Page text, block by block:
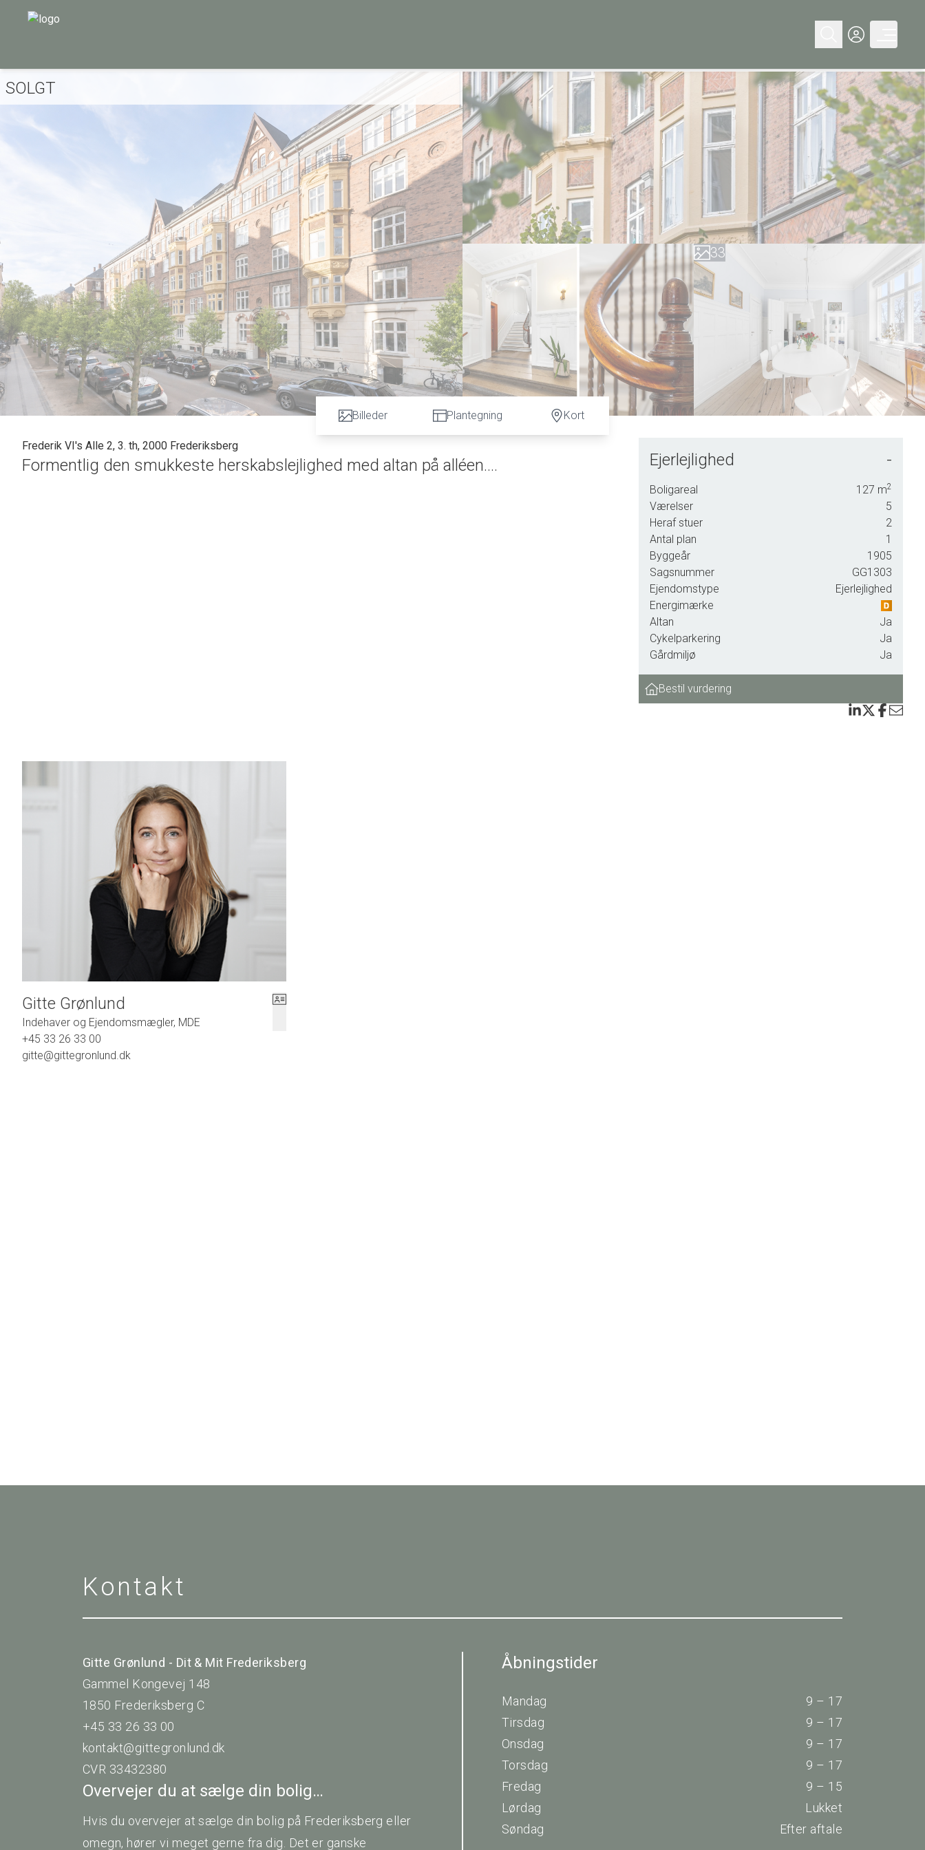
SOLGT
1
2
3
4
5
6
1
2
3
Billeder Plantegning Kort
Frederik VI's Alle 2, 3. th, 2000 Frederiksberg
Formentlig den smukkeste herskabslejlighed med altan på alléen....
Ejendommen er yderst velholdt, og ejerforeningen er veldrevet. Ejendommen har løbende været vedligeholdt igennem årene, og
det er tydeligt at se, at det er en forening, der er enige om at holde ejendommen og dens fællesarealer pæne og ordentlige.
Ejendommen er p.t. dækket af stillads, da facade og vinduer er under renovering. Projektet forventes afsluttet i september
Dette er en perle af en lejlighed med lys, luft og udsigt i hjertet af Dit & Mit Frederiksberg.
Velkommen til Frederik VI´s Allé 2.
Ejerlejlighed -
Boligareal 127 m2
Værelser
5
Heraf stuer
2
Antal plan
1
Byggeår
1905
Sagsnummer
GG1303
Ejendomstype
Ejerlejlighed
Energimærke
Altan
Ja
Cykelparkering
Ja
Gårdmiljø
Ja
Bestil vurdering
Gitte Grønlund
Indehaver og Ejendomsmægler, MDE
+45 33 26 33 00
gitte@gittegronlund.dk
Kontakt
Gitte Grønlund - Dit & Mit Frederiksberg
Gammel Kongevej 148
1850 Frederiksberg C
+45 33 26 33 00
kontakt@gittegronlund.dk
CVR 33432380
Overvejer du at sælge din bolig…
Hvis du overvejer at sælge din bolig på Frederiksberg eller
omegn, hører vi meget gerne fra dig. Det er ganske
Åbningstider
Mandag
9 – 17
Tirsdag
9 – 17
Onsdag
9 – 17
Torsdag
9 – 17
Fredag
9 – 15
Lørdag
Lukket
Søndag
Efter aftale